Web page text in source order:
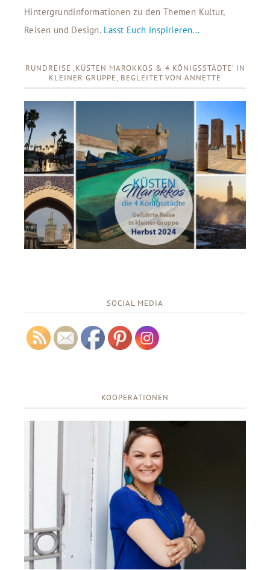
Hintergrundinformationen zu den Themen Kultur,
Reisen und Design. Lasst Euch inspirieren...
RUNDREISE ‚KÜSTEN MAROKKOS & 4 KÖNIGSSTÄDTE‘ IN
KLEINER GRUPPE, BEGLEITET VON ANNETTE
SOCIAL MEDIA
KOOPERATIONEN